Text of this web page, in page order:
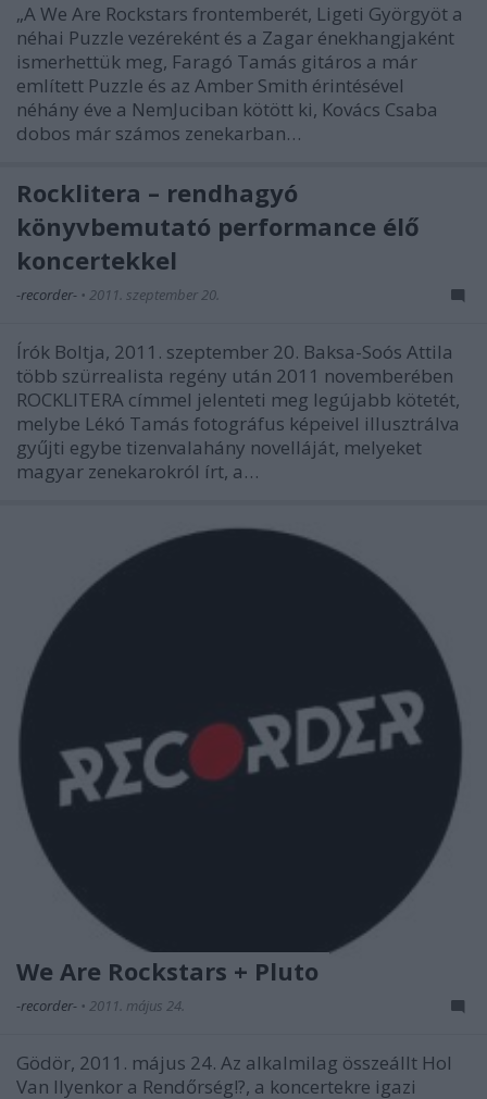
„A We Are Rockstars frontemberét, Ligeti Györgyöt a
néhai Puzzle vezéreként és a Zagar énekhangjaként
ismerhettük meg, Faragó Tamás gitáros a már
említett Puzzle és az Amber Smith érintésével
néhány éve a NemJuciban kötött ki, Kovács Csaba
dobos már számos zenekarban…
Rocklitera – rendhagyó
könyvbemutató performance élő
koncertekkel
-recorder- • 2011. szeptember 20.
Írók Boltja, 2011. szeptember 20. Baksa-Soós Attila
több szürrealista regény után 2011 novemberében
ROCKLITERA címmel jelenteti meg legújabb kötetét,
melybe Lékó Tamás fotográfus képeivel illusztrálva
gyűjti egybe tizenvalahány novelláját, melyeket
magyar zenekarokról írt, a…
We Are Rockstars + Pluto
-recorder- • 2011. május 24.
Gödör, 2011. május 24. Az alkalmilag összeállt Hol
Van Ilyenkor a Rendőrség!?, a koncertekre igazi